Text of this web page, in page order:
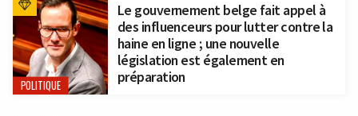
POLITIQUE
Le gouvernement belge fait appel à
des influenceurs pour lutter contre la
haine en ligne ; une nouvelle
législation est également en
préparation